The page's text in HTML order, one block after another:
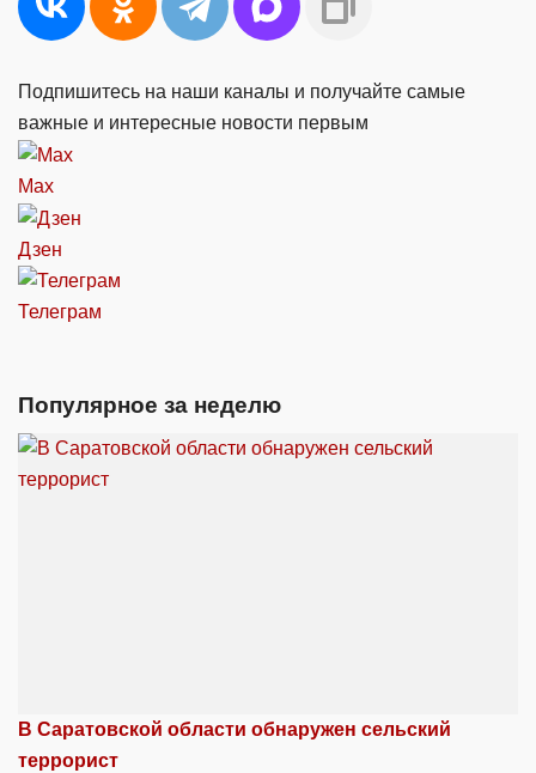
Подпишитесь на наши каналы и получайте самые
важные и интересные новости первым
Max
Дзен
Телеграм
Популярное за неделю
В Саратовской области обнаружен сельский
террорист